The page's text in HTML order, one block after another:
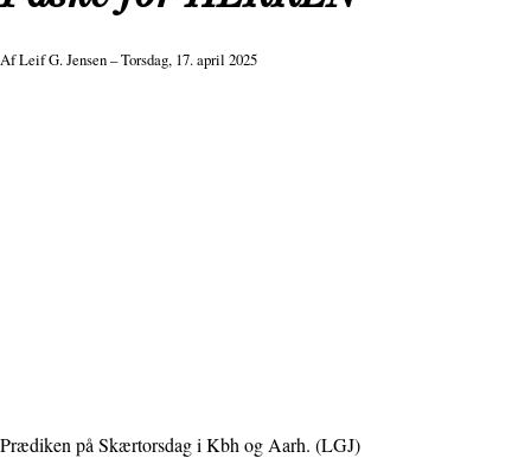
AfLeif G. Jensen– Torsdag, 17. april 2025
Prædiken på Skærtorsdag i Kbh og Aarh. (LGJ)